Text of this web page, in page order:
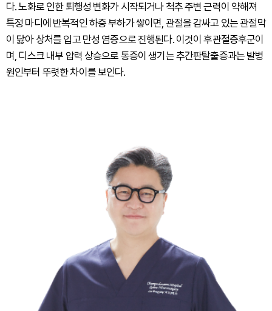
다. 노화로 인한 퇴행성 변화가 시작되거나 척추 주변 근력이 약해져
특정 마디에 반복적인 하중 부하가 쌓이면, 관절을 감싸고 있는 관절막
이 닳아 상처를 입고 만성 염증으로 진행된다. 이것이 후관절증후군이
며, 디스크 내부 압력 상승으로 통증이 생기는 추간판탈출증과는 발병
원인부터 뚜렷한 차이를 보인다.